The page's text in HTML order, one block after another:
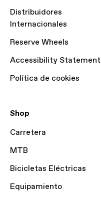
Distribuidores
Internacionales
Reserve Wheels
Accessibility Statement
Política de cookies
Shop
Carretera
MTB
Bicicletas Eléctricas
Equipamiento